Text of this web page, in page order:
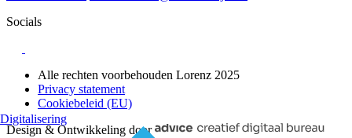
Digitalisering
Socials
Alle rechten voorbehouden Lorenz 2025
Privacy statement
Cookiebeleid (EU)
Design & Ontwikkeling door